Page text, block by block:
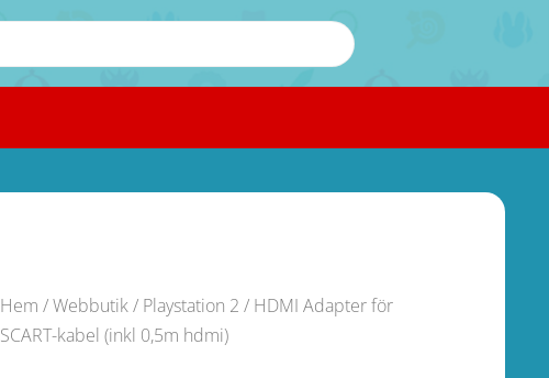
Hem /Webbutik/ Playstation 2 / HDMI Adapter för
SCART-kabel (inkl 0,5m hdmi)